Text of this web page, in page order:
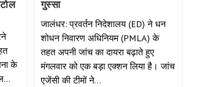
गुस्सा
जालंधर: प्रवर्तन निदेशालय (ED) ने धन
शोधन निवारण अधिनियम (PMLA) के
तहत अपनी जांच का दायरा बढ़ाते हुए
मंगलवार को एक बड़ा एक्शन लिया है। जांच
एजेंसी की टीमों ने…
के